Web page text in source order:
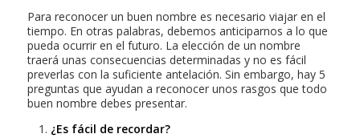
Para reconocer un buen nombre es necesario viajar en el
tiempo. En otras palabras, debemos anticiparnos a lo que
pueda ocurrir en el futuro. La elección de un nombre
traerá unas consecuencias determinadas y no es fácil
preverlas con la suficiente antelación. Sin embargo, hay 5
preguntas que ayudan a reconocer unos rasgos que todo
buen nombre debes presentar.
¿Es fácil de recordar?